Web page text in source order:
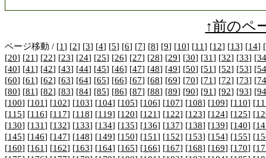
↑前のペ
ページ移動 / [1] [2] [3] [4] [5] [6] [7] [8] [9] [10] [11] [12] [13] [14] [
[20] [21] [22] [23] [24] [25] [26] [27] [28] [29] [30] [31] [32] [33] [34
[40] [41] [42] [43] [44] [45] [46] [47] [48] [49] [50] [51] [52] [53] [54
[60] [61] [62] [63] [64] [65] [66] [67] [68] [69] [70] [71] [72] [73] [74
[80] [81] [82] [83] [84] [85] [86] [87] [88] [89] [90] [91] [92] [93] [94
[100] [101] [102] [103] [104] [105] [106] [107] [108] [109] [110] [
[115] [116] [117] [118] [119] [120] [121] [122] [123] [124] [125] [
[130] [131] [132] [133] [134] [135] [136] [137] [138] [139] [140] [
[145] [146] [147] [148] [149] [150] [151] [152] [153] [154] [155] [
[160] [161] [162] [163] [164] [165] [166] [167] [168] [169] [170] [